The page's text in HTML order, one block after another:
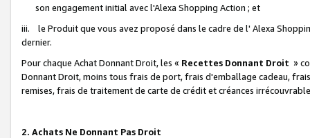
son engagement initial avec l'Alexa Shopping Action ; et
iii. le Produit que vous avez proposé dans le cadre de l' Alexa
dernier.
Pour chaque Achat Donnant Droit, les « Recettes Donnant Droit »
Donnant Droit, moins tous frais de port, frais d'emballage cadeau,
remises, frais de traitement de carte de crédit et créances
2. Achats Ne Donnant Pas Droit